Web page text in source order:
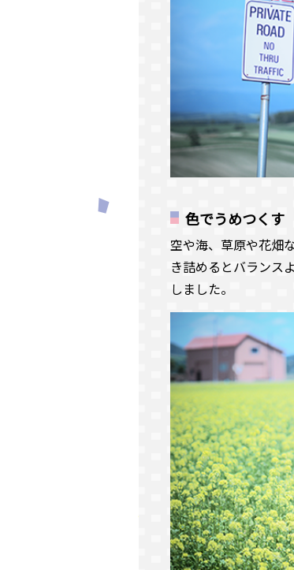
色でうめつくす
空や海、草原や花畑
き詰めるとバランス
しました。